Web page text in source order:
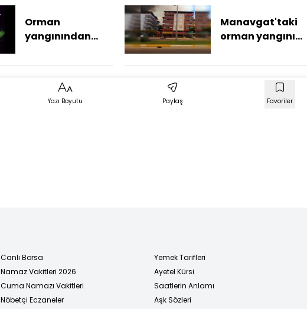
Orman
yangınından
hastaneye
gündür haber
alınamıyor
Manavgat'taki
orman yangını
kenarındaki
Yazı Boyutu Paylaş Favoriler
Canlı Borsa
Namaz Vakitleri 2026
Cuma Namazı Vakitleri
Nöbetçi Eczaneler
Yemek Tarifleri
Ayetel Kürsi
Saatlerin Anlamı
Aşk Sözleri